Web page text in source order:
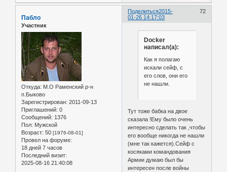
Поделиться 72
2015-
01-26 14:17:03
Пабло
Участник
Откуда: М.О Раменский р-н
п.Быково
Зарегистрирован: 2011-09-13
Приглашений: 0
Сообщений: 1376
Пол: Мужской
Возраст: 50 [1976-08-01]
Провел на форуме:
18 дней 7 часов
Последний визит:
2025-08-16 21:40:08
Docker
написал(а):
Как я полагаю
искали сейф, с
его слов, они его
не нашли.
Тут тоже бабка на двое
сказала !Ему было очень
интересно сделать так ,чтобы
его вообще никогда не нашли
(мне так кажется).Сейф с
косяками командования
Армии думаю был бы
интересен после войны